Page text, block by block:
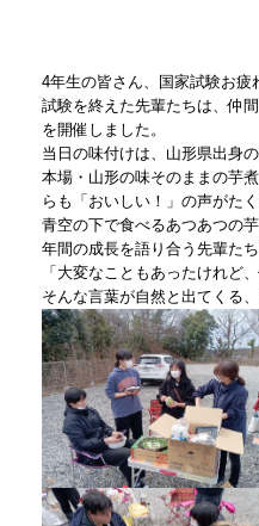
4年生の皆さん、国家試験お疲
試験を終えた先輩たちは、仲
を開催しました。
当日の味付けは、山形県出身の
本場・山形の味そのままの芋
らも「おいしい！」の声がた
青空の下で食べるあつあつの
年間の成長を語り合う先輩た
「大変なこともあったけれど
そんな言葉が自然と出てくる